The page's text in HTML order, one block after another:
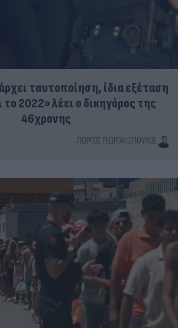
ταυτοποίηση, ίδια εξέταση
το 2022» λέει ο δικηγόρος της
46χρονης
ΓΙΏΡΓΟΣ ΓΕΩΡΓΑΚΌΠΟΥΛΟΣ